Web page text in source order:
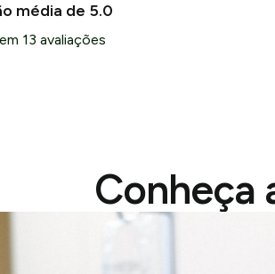
média de 5.0
13 avaliações
Conheça